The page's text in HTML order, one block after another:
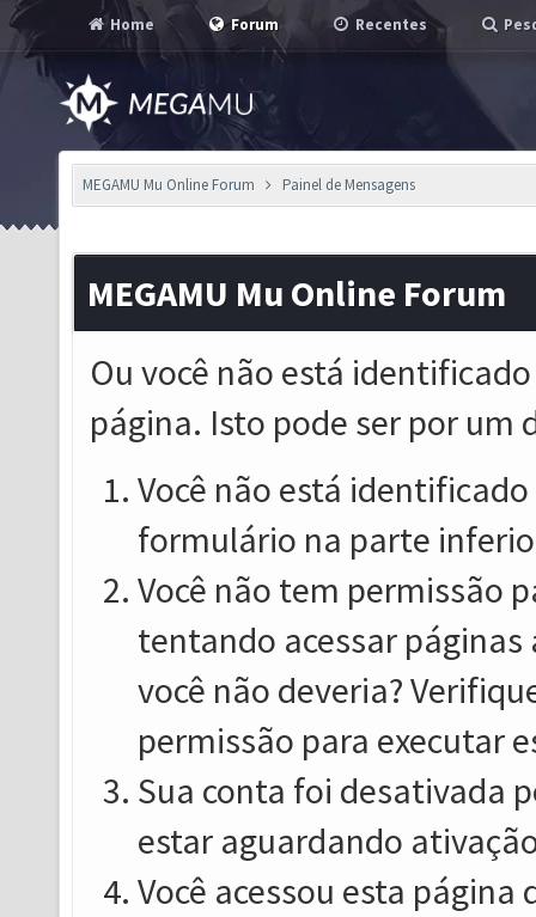
Home Forum Recentes
MEGAMU Mu Online Forum Painel de Mensagens
MEGAMU Mu Online Forum
Ou você não está
página. Isto pode ser por um
Você não está
formulário na parte
Você não tem permissão
tentando acessar
você não deveria?
permissão para executar
Sua conta foi desativada
estar aguardando
Você acessou esta